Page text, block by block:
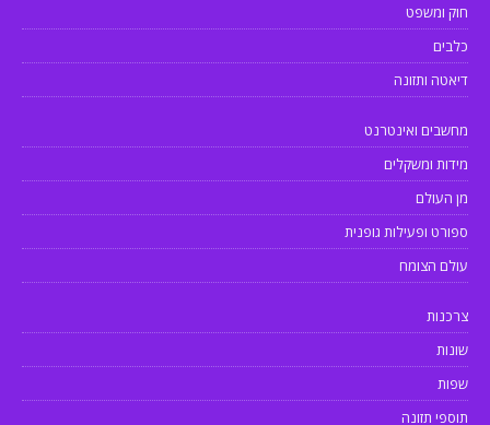
חוק ומשפט
כלבים
דיאטה ותזונה
מחשבים ואינטרנט
מידות ומשקלים
מן העולם
ספורט ופעילות גופנית
עולם הצומח
צרכנות
שונות
שפות
תוספי תזונה